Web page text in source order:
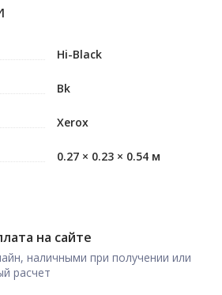
Hi-Black
Bk
Xerox
0.27 × 0.23 × 0.54 м
на сайте
наличными при получении или
расчет